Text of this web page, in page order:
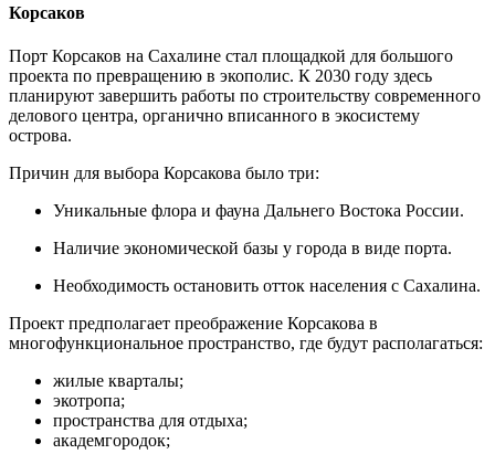
Корсаков
Порт Корсаков на Сахалине стал площадкой для большого
проекта по превращению в экополис. К 2030 году здесь
планируют завершить работы по строительству современного
делового центра, органично вписанного в экосистему
острова.
Причин для выбора Корсакова было три:
Уникальные флора и фауна Дальнего Востока России.
Наличие экономической базы у города в виде порта.
Необходимость остановить отток населения с Сахалина.
Проект предполагает преображение Корсакова в
многофункциональное пространство, где будут располагаться:
жилые кварталы;
экотропа;
пространства для отдыха;
академгородок;